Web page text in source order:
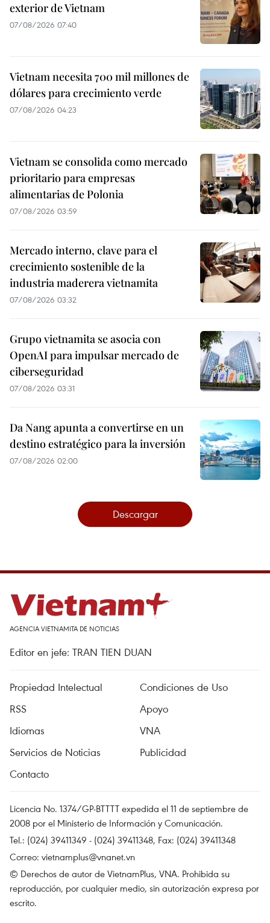
exterior de Vietnam
07/08/2026 07:40
Vietnam necesita 700 mil millones de
dólares para crecimiento verde
07/08/2026 04:23
Vietnam se consolida como mercado
prioritario para empresas
alimentarias de Polonia
07/08/2026 03:59
Mercado interno, clave para el
crecimiento sostenible de la
industria maderera vietnamita
07/08/2026 03:32
Grupo vietnamita se asocia con
OpenAI para impulsar mercado de
ciberseguridad
07/08/2026 03:31
Da Nang apunta a convertirse en un
destino estratégico para la inversión
07/08/2026 02:00
Descargar
AGENCIA VIETNAMITA DE NOTICIAS
Editor en jefe: TRAN TIEN DUAN
Propiedad Intelectual
Condiciones de Uso
RSS
Apoyo
Idiomas
VNA
Servicios de Noticias
Publicidad
Contacto
Licencia No. 1374/GP-BTTTT expedida el 11 de septiembre de
2008 por el Ministerio de Información y Comunicación.
Tel.: (024) 39411349 - (024) 39411348, Fax: (024) 39411348
Correo: vietnamplus@vnanet.vn
© Derechos de autor de VietnamPlus, VNA. Prohibida su
reproducción, por cualquier medio, sin autorización expresa por
escrito.